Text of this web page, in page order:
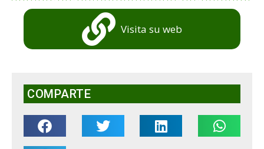
Visita su web
COMPARTE